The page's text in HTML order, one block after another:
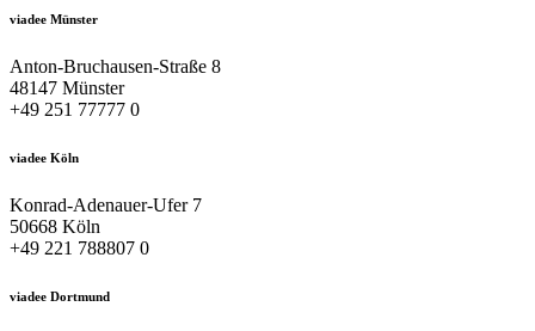
viadee Münster
Anton-Bruchausen-Straße 8
48147 Münster
+49 251 77777 0
viadee Köln
Konrad-Adenauer-Ufer 7
50668 Köln
+49 221 788807 0
viadee Dortmund